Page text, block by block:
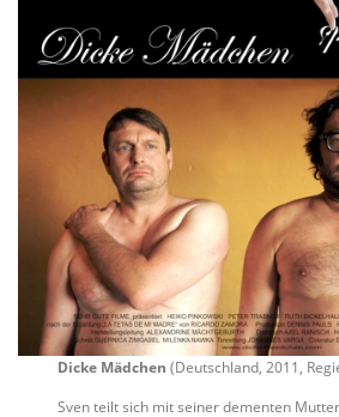
Dicke Mädchen (Deutschland, 2011,
Sven teilt sich mit seiner dementen